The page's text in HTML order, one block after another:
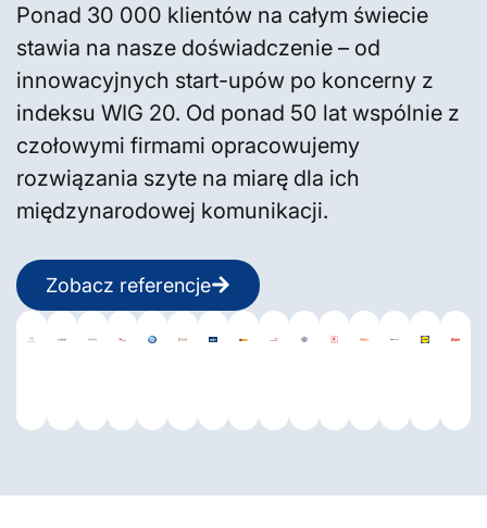
Ponad 30 000 klientów na całym świecie
stawia na nasze doświadczenie – od
innowacyjnych start-upów po koncerny z
indeksu WIG 20. Od ponad 50 lat wspólnie z
czołowymi firmami opracowujemy
rozwiązania szyte na miarę dla ich
międzynarodowej komunikacji.
Zobacz referencje